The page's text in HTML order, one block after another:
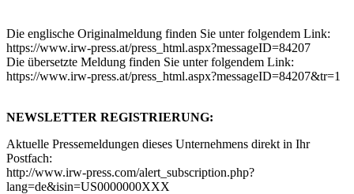
Die englische Originalmeldung finden Sie unter folgendem Link:
https://www.irw-press.at/press_html.aspx?messageID=84207
Die übersetzte Meldung finden Sie unter folgendem Link:
https://www.irw-press.at/press_html.aspx?messageID=84207&tr=1
NEWSLETTER REGISTRIERUNG:
Aktuelle Pressemeldungen dieses Unternehmens direkt in Ihr
Postfach:
http://www.irw-press.com/alert_subscription.php?
lang=de&isin=US0000000XXX